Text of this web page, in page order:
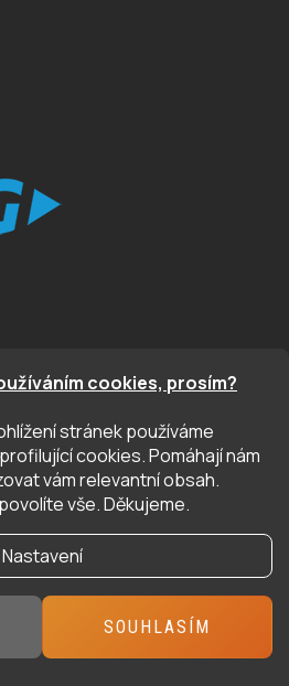
cookies, prosím?
stránek používáme
cookies. Pomáhají nám
vám relevantní obsah.
vše. Děkujeme.
Nastavení
SOUHLASÍM
budeme zasílat informace o nových